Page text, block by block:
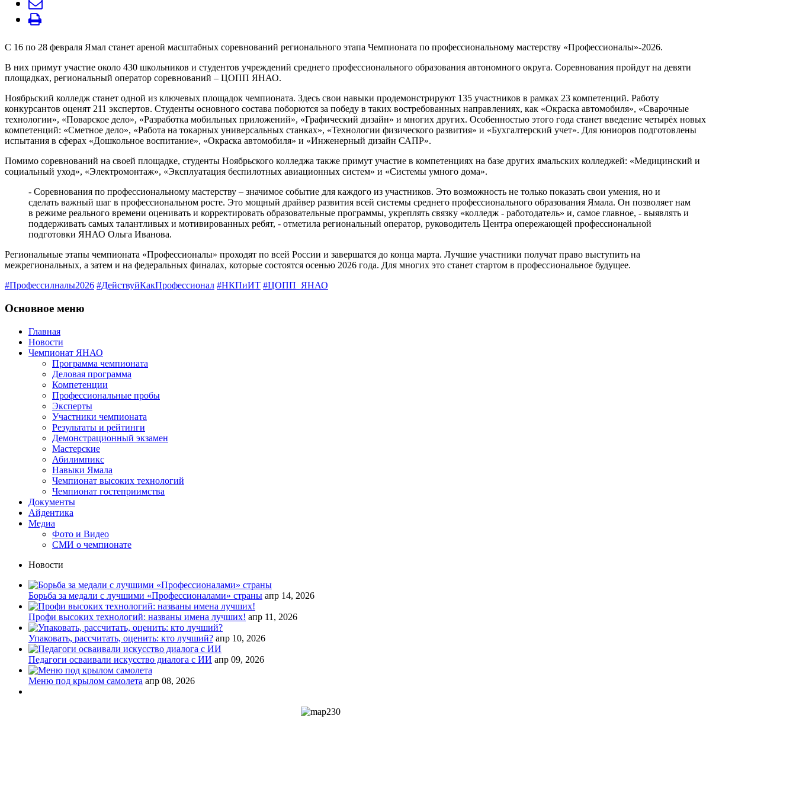
С 16 по 28 февраля Ямал станет ареной масштабных соревнований регионального этапа Чемпионата по профессиональному мастерству «Профессионалы»-2026.
В них примут участие около 430 школьников и студентов учреждений среднего профессионального образования автономного округа. Соревнования пройдут на девяти
площадках, региональный оператор соревнований – ЦОПП ЯНАО.
Ноябрьский колледж станет одной из ключевых площадок чемпионата. Здесь свои навыки продемонстрируют 135 участников в рамках 23 компетенций. Работу
конкурсантов оценят 211 экспертов. Студенты основного состава поборются за победу в таких востребованных направлениях, как «Окраска автомобиля», «Сварочные
технологии», «Поварское дело», «Разработка мобильных приложений», «Графический дизайн» и многих других. Особенностью этого года станет введение четырёх новых
компетенций: «Сметное дело», «Работа на токарных универсальных станках», «Технологии физического развития» и «Бухгалтерский учет». Для юниоров подготовлены
испытания в сферах «Дошкольное воспитание», «Окраска автомобиля» и «Инженерный дизайн САПР».
Помимо соревнований на своей площадке, студенты Ноябрьского колледжа также примут участие в компетенциях на базе других ямальских колледжей: «Медицинский и
социальный уход», «Электромонтаж», «Эксплуатация беспилотных авиационных систем» и «Системы умного дома».
- Соревнования по профессиональному мастерству – значимое событие для каждого из участников. Это возможность не только показать свои умения, но и
сделать важный шаг в профессиональном росте. Это мощный драйвер развития всей системы среднего профессионального образования Ямала. Он позволяет нам
в режиме реального времени оценивать и корректировать образовательные программы, укреплять связку «колледж - работодатель» и, самое главное, - выявлять и
поддерживать самых талантливых и мотивированных ребят, - отметила региональный оператор, руководитель Центра опережающей профессиональной
подготовки ЯНАО Ольга Иванова.
Региональные этапы чемпионата «Профессионалы» проходят по всей России и завершатся до конца марта. Лучшие участники получат право выступить на
межрегиональных, а затем и на федеральных финалах, которые состоятся осенью 2026 года. Для многих это станет стартом в профессиональное будущее.
#Профессилналы2026 #ДействуйКакПрофессионал #НКПиИТ #ЦОПП_ЯНАО
Основное меню
Главная
Новости
Чемпионат ЯНАО
Программа чемпионата
Деловая программа
Компетенции
Профессиональные пробы
Эксперты
Участники чемпионата
Результаты и рейтинги
Демонстрационный экзамен
Мастерские
Абилимпикс
Навыки Ямала
Чемпионат высоких технологий
Чемпионат гостеприимства
Документы
Айдентика
Медиа
Фото и Видео
СМИ о чемпионате
Новости
Борьба за медали с лучшими «Профессионалами» страны апр 14, 2026
Профи высоких технологий: названы имена лучших! апр 11, 2026
Упаковать, рассчитать, оценить: кто лучший? апр 10, 2026
Педагоги осваивали искусство диалога с ИИ апр 09, 2026
Меню под крылом самолета апр 08, 2026